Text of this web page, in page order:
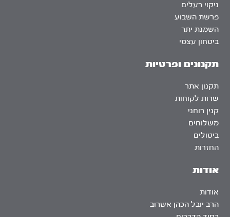
אודות
אודות
הרב יובל הכהן אשרוב
ניקוי רעלים
פרשת השבוע
השמנת יתר
ביטחון עצמי
תקנונים ופרטיות
תקנון אתר
שרות לקוחות
קנין רוחני
משלוחים
ביטולים
החזרות